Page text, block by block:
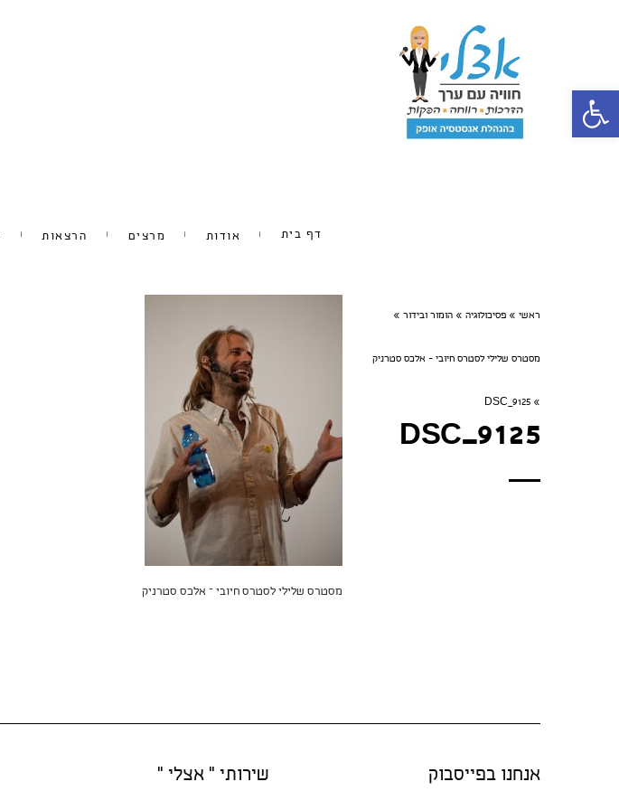
פתח סרגל נגישות
דף בית אודות מרצים הרצאות
ראשי » פסיכולוגיה » הומור ובידור »
מסטרס שלילי לסטרס חיובי - אלכס סטרניק
»
DSC_9125
DSC_9125
מסטרס שלילי לסטרס חיובי – אלכס סטרניק
אנחנו בפייסבוק שירותי " אצלי "